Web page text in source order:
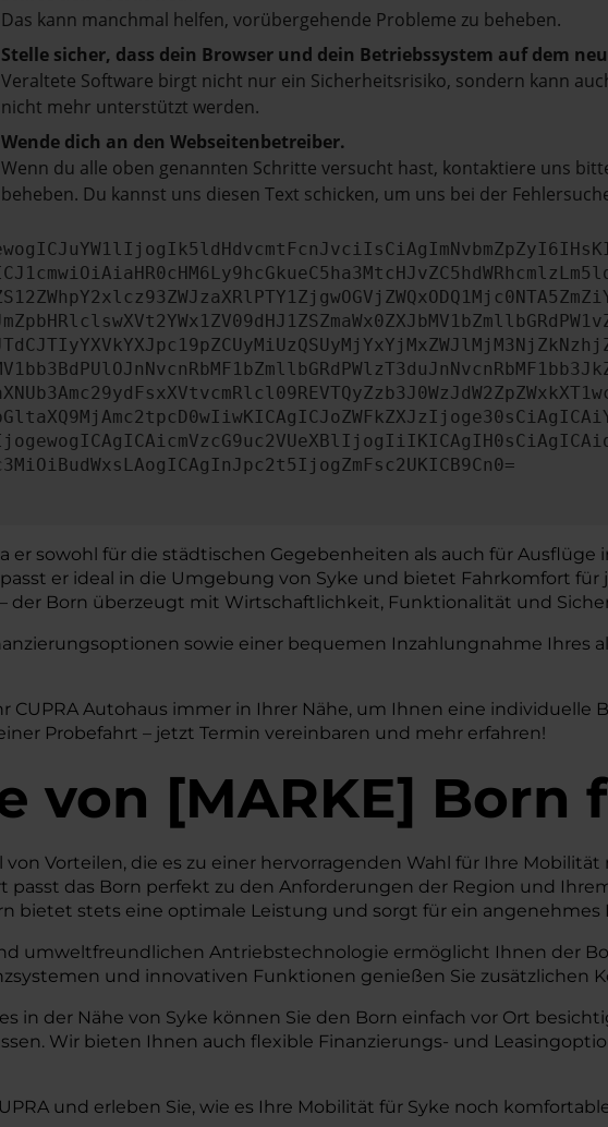
Das kann manchmal helfen, vorübergehende Probleme zu beheben.
Stelle sicher, dass dein Browser und dein Betriebssystem auf dem
Veraltete Software birgt nicht nur ein Sicherheitsrisiko, sondern kann
nicht mehr unterstützt werden.
Wende dich an den Webseitenbetreiber.
Wenn du alle oben genannten Schritte versucht hast, kontaktiere uns
beheben. Du kannst uns diesen Text schicken, um uns bei der
er sowohl für die städtischen Gegebenheiten als auch für
er ideal in die Umgebung von Syke und bietet Fahrkomfort für
der Born überzeugt mit Wirtschaftlichkeit, Funktionalität und
sowie einer bequemen Inzahlungnahme Ihres
CUPRA Autohaus immer in Ihrer Nähe, um Ihnen eine individuelle
Probefahrt – jetzt Termin vereinbaren und mehr erfahren!
von [MARKE] Born
von Vorteilen, die es zu einer hervorragenden Wahl für Ihre
das Born perfekt zu den Anforderungen der Region und
bietet stets eine optimale Leistung und sorgt für ein angenehmes
umweltfreundlichen Antriebstechnologie ermöglicht Ihnen der
und innovativen Funktionen genießen Sie zusätzlichen
in der Nähe von Syke können Sie den Born einfach vor Ort
Wir bieten Ihnen auch flexible Finanzierungs- und
und erleben Sie, wie es Ihre Mobilität für Syke noch